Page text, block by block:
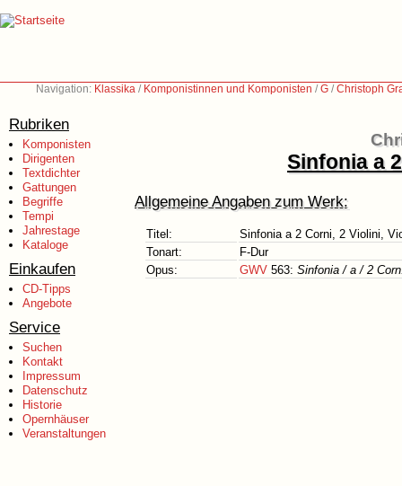
Navigation: Klassika / Komponistinnen und Komponisten /G /Christoph
Rubriken
Komponisten
Dirigenten
Textdichter
Gattungen
Begriffe
Tempi
Jahrestage
Kataloge
Einkaufen
CD-Tipps
Angebote
Service
Suchen
Kontakt
Impressum
Datenschutz
Historie
Opernhäuser
Veranstaltungen
Sinfonia a
Allgemeine Angaben zum Werk:
Titel:
Sinfonia a 2 Corni, 2 Violini,
Tonart:
F-Dur
Opus:
GWV 563: Sinfonia / a / 2